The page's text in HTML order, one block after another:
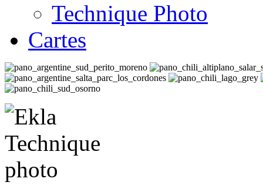
Technique Photo
Cartes